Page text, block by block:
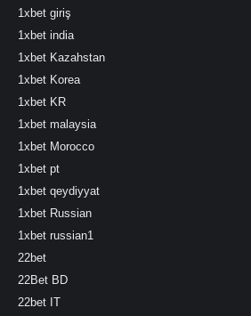
1xbet giriş
1xbet india
1xbet Kazahstan
1xbet Korea
1xbet KR
1xbet malaysia
1xbet Morocco
1xbet pt
1xbet qeydiyyat
1xbet Russian
1xbet russian1
22bet
22Bet BD
22bet IT